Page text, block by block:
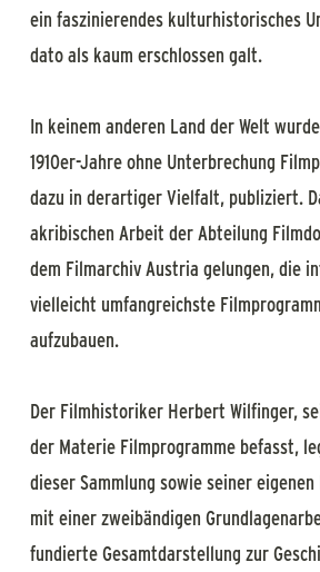
ein faszinierendes kulturhistorisches
dato als kaum erschlossen galt.
In keinem anderen Land der Welt
1910er-Jahre ohne Unterbrechung
dazu in derartiger Vielfalt, publiziert.
akribischen Arbeit der Abteilung
dem Filmarchiv Austria gelungen, die
vielleicht umfangreichste
aufzubauen.
Der Filmhistoriker Herbert Wilfinger,
der Materie Filmprogramme befasst,
dieser Sammlung sowie seiner
mit einer zweibändigen
fundierte Gesamtdarstellung zur